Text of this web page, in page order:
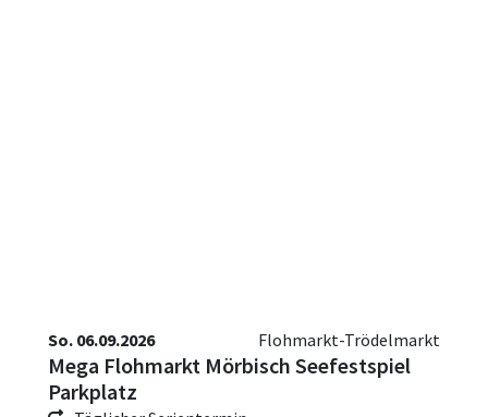
So. 06.09.2026 Flohmarkt-Trödelmarkt
Mega Flohmarkt Mörbisch Seefestspiel
Parkplatz